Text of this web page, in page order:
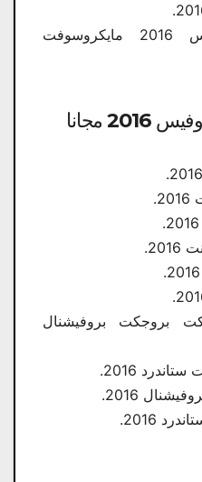
مايكروسوفت أوفيس 2016 مايكروسوفت
تحميل مايكروسوفت اوفيس 2016 مجانا​
بروجكت بروفيشنال
2016.
2016.
2016.